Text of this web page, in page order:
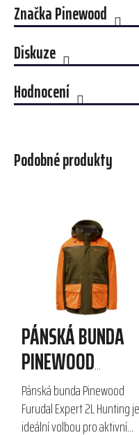
ZnačkaPinewood
Diskuze
Hodnocení
Podobné produkty
PÁNSKÁ BUNDA
PINEWOOD
FURUDAL EXPERT
2L HUNTING
Pánská bunda Pinewood
Furudal Expert 2L Hunting je
ideální volbou pro aktivní